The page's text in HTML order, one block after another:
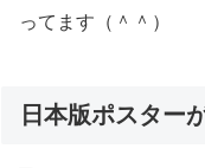
ってます（＾＾）
日本版ポスター